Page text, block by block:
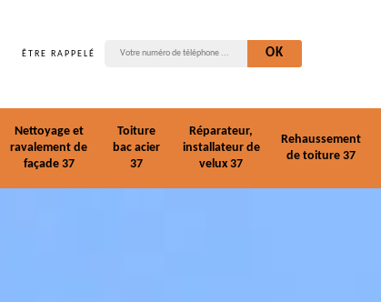
ÊTRE RAPPELÉ
Nettoyage et
ravalement de
façade 37
Toiture
bac acier
37
Réparateur,
installateur de
velux 37
Rehaussement
de toiture 37